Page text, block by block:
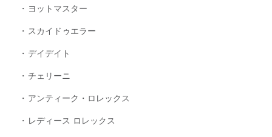
ヨットマスター
スカイドゥエラー
デイデイト
チェリーニ
アンティーク・ロレックス
レディース ロレックス